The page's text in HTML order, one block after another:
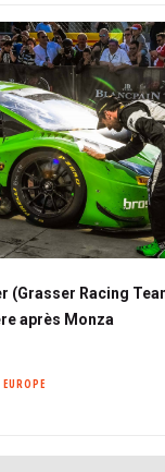
(Grasser Racing
après Monza